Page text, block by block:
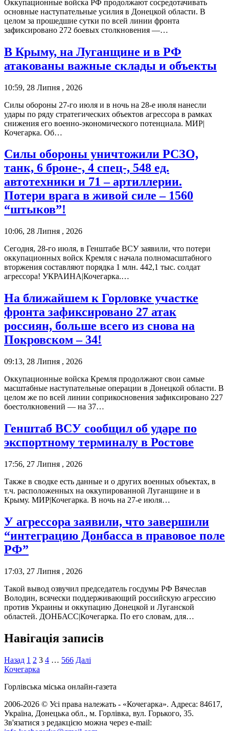
Оккупационные войска РФ продолжают сосредотачивать
основные наступательные усилия в Донецкой области. В
целом за прошедшие сутки по всей линии фронта
зафиксировано 272 боевых столкновения —…
В Крыму, на Луганщине и в РФ
атакованы важные склады и объекты
10:59, 28 Липня , 2026
Силы обороны 27-го июля и в ночь на 28-е июля нанесли
удары по ряду стратегических объектов агрессора в рамках
снижения его военно-экономического потенциала. МИР|
Кочегарка. Об…
Силы обороны уничтожили РСЗО,
танк, 6 броне-, 4 спец-, 548 ед.
автотехники и 71 – артиллерии.
Потери врага в живой силе – 1560
“штыков”!
10:06, 28 Липня , 2026
Сегодня, 28-го июля, в Генштабе ВСУ заявили, что потери
оккупационных войск Кремля с начала полномасштабного
вторжения составляют порядка 1 млн. 442,1 тыс. солдат
агрессора! УКРАИНА|Кочегарка.…
На ближайшем к Горловке участке
фронта зафиксировано 27 атак
россиян, больше всего из снова на
Покровском – 34!
09:13, 28 Липня , 2026
Оккупационные войска Кремля продолжают свои самые
масштабные наступательные операции в Донецкой области. В
целом же по всей линии соприкосновения зафиксировано 227
боестолкновений — на 37…
Генштаб ВСУ сообщил об ударе по
экспортному терминалу в Ростове
17:56, 27 Липня , 2026
Также в сводке есть данные и о других военных объектах, в
т.ч. расположенных на оккупированной Луганщине и в
Крыму. МИР|Кочегарка. В ночь на 27-е июля…
У агрессора заявили, что завершили
“интеграцию Донбасса в правовое поле
РФ”
17:03, 27 Липня , 2026
Такой вывод озвучил председатель госдумы РФ Вячеслав
Володин, всячески поддерживающий российскую агрессию
против Украины и оккупацию Донецкой и Луганской
областей. ДОНБАСС|Кочегарка. По его словам, для…
Навігація записів
Назад 1 2 3 4 … 566 Далі
Кочегарка
Горлівська міська онлайн-газета
2006-2026 © Усі права належать - «Кочегарка». Адреса: 84617,
Україна, Донецька обл., м. Горлівка, вул. Горького, 35.
Зв'язатися з редакцією можна через e-mail: